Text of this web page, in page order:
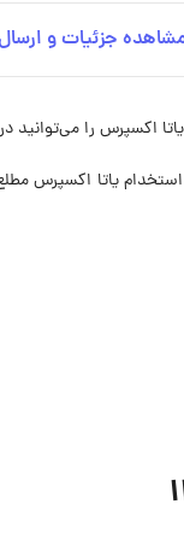
جزئیات و
اکسپرس را می‌توانید
فرصت‌های استخدام یاتا